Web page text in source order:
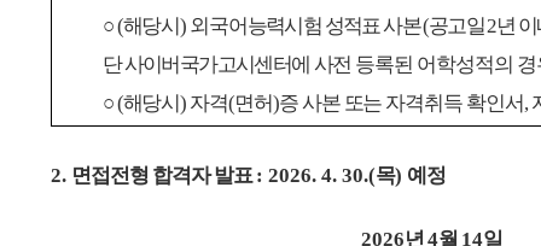
○(해당시) 외국어능력시험 성적표 사본(공고일2년 이
단 사이버국가고시센터에 사전 등록된 어학성적의
○(해당시) 자격(면허)증 사본 또는 자격취득 확인서,
2. 면접 전형 합격자 발표: 2026. 4. 30.(목) 예정
2026년 4월 14일